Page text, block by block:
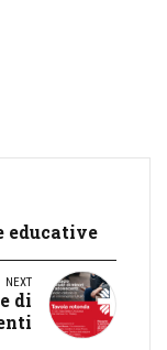
educative
NEXT
di